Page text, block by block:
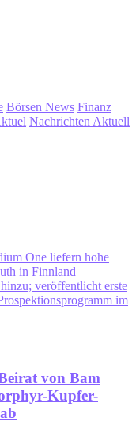
Börsen News Finanz
Nachrichten Aktuell
One liefern hohe
in Finnland
veröffentlicht erste
im
von Bam
Kupfer-